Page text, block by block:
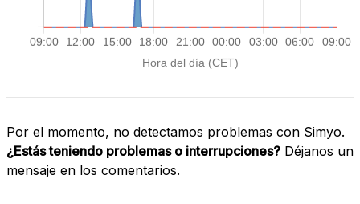
Por el momento, no detectamos problemas con Simyo.
¿Estás teniendo problemas o interrupciones? Déjanos un
mensaje en los comentarios.